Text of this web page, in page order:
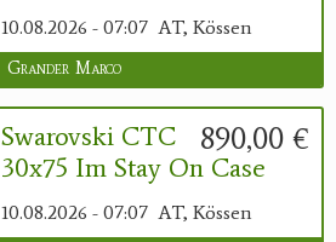
10.08.2026 - 07:07 AT, Kössen
Grander Marco
890,00 €
Swarovski CTC
30x75 Im Stay On Case
10.08.2026 - 07:07 AT, Kössen